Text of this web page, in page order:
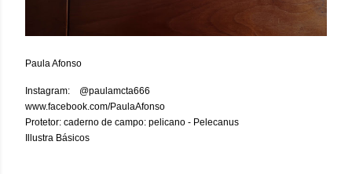
Paula Afonso
Instagram: @paulamcta666
www.facebook.com/PaulaAfonso
Protetor: caderno de campo: pelicano - Pelecanus
Illustra Básicos